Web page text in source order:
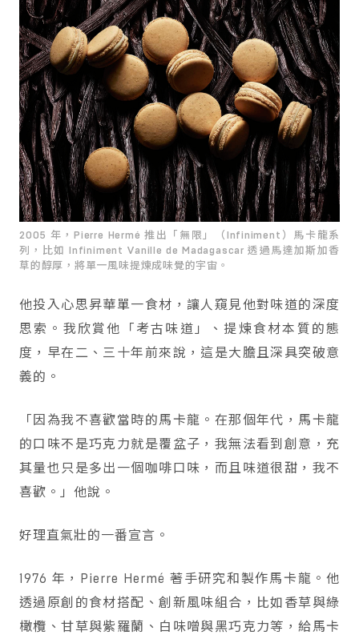
2005 年，Pierre Hermé 推出「無限」（Infiniment）馬卡龍系
列，比如 Infiniment Vanille de Madagascar 透過馬達加斯加香
草的醇厚，將單一風味提煉成味覺的宇宙。
他投入心思昇華單一食材，讓人窺見他對味道的深度
思索。我欣賞他「考古味道」、提煉食材本質的態
度，早在二、三十年前來說，這是大膽且深具突破意
義的。
「因為我不喜歡當時的馬卡龍。在那個年代，馬卡龍
的口味不是巧克力就是覆盆子，我無法看到創意，充
其量也只是多出一個咖啡口味，而且味道很甜，我不
喜歡。」他說。
好理直氣壯的一番宣言。
1976 年，Pierre Hermé 著手研究和製作馬卡龍。他
透過原創的食材搭配、創新風味組合，比如香草與綠
橄欖、甘草與紫羅蘭、白味噌與黑巧克力等，給馬卡